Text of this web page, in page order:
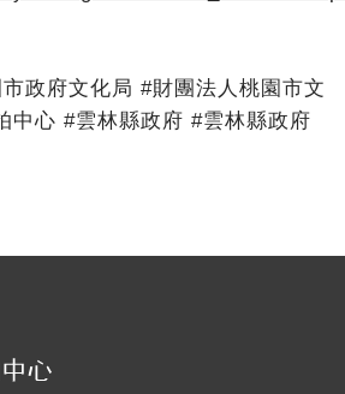
政府文化局 #財團法人桃園市文
中心 #雲林縣政府 #雲林縣政府